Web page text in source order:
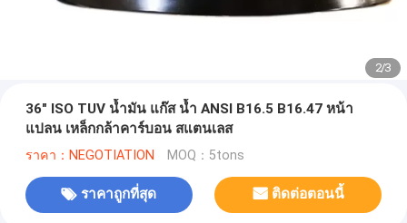
2/3
36" ISO TUV น้ำมัน แก๊ส น้ำ ANSI B16.5 B16.47 หน้า
แปลน เหล็กกล้าคาร์บอน สแตนเลส
ราคา：NEGOTIATION MOQ：5tons
ราคาถูกที่สุด ติดต่อตอนนี้